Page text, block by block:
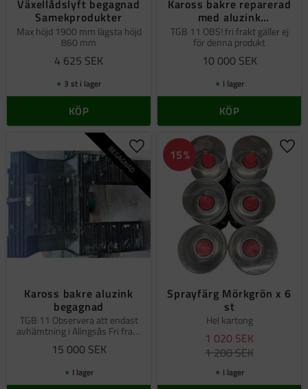
Växellådslyft begagnad
Samekprodukter
Max höjd 1900 mm lägsta höjd
860 mm
4 625 SEK
3 st i lager
KÖP
Kaross bakre reparerad
med aluzink
ekonomiplåt begagnad
TGB 11 OBS! fri frakt gäller ej
för denna produkt
10 000 SEK
I lager
KÖP
Kaross bakre aluzink
begagnad
TGB 11 Observera att endast
avhämtning i Alingsås Fri frakt
gäller ej.
15 000 SEK
BEGAGNADLägg till i favoriter
I lager
Sprayfärg Mörkgrön x 6
st
Hel kartong
1 020 SEK
1 200SEK
15%
I lager